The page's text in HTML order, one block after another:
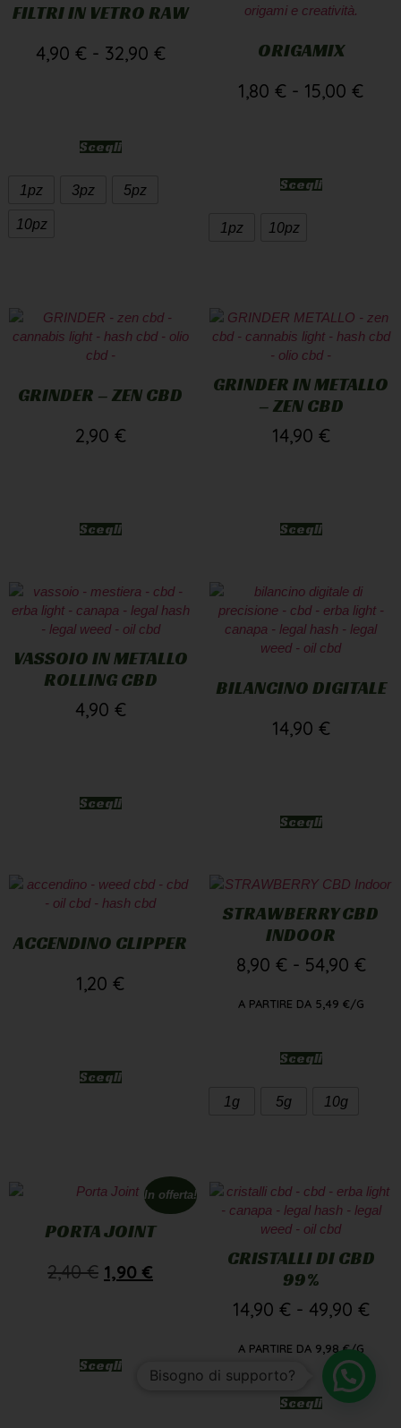
FILTRI IN VETRO RAW
4,90 € - 32,90 €
Scegli
1pz 3pz 5pz
10pz
ORIGAMIX
1,80 € - 15,00 €
Scegli
1pz 10pz
GRINDER – ZEN CBD
2,90 €
Scegli
GRINDER IN METALLO
– ZEN CBD
14,90 €
Scegli
VASSOIO IN METALLO
ROLLING CBD
4,90 €
Scegli
BILANCINO DIGITALE
14,90 €
Scegli
ACCENDINO CLIPPER
1,20 €
Scegli
STRAWBERRY CBD
INDOOR
8,90 € - 54,90 €
A PARTIRE DA 5,49 €/G
Scegli
1g 5g 10g
In offerta!
PORTA JOINT
2,40€ 1,90 €
Scegli
CRISTALLI DI CBD
99%
14,90 € - 49,90 €
A PARTIRE DA 9,98€/G
Scegli
Bisogno di supporto?